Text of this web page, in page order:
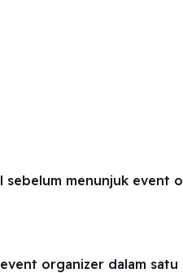
sebelum menunjuk event
organizer dalam